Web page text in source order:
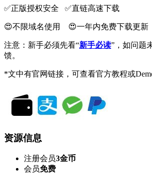
✅️正版授权安全 ✅️直链高速下载
😍不限域名使用 😍一年内免费下载更新
注意：新手必须先看“新手必读”，如问题
馈。
*文中有官网链接，可查看官方教程或
资源信息
注册会员3金币
会员免费